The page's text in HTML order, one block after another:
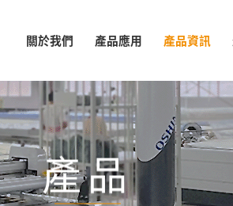
關於我們 產品應用 產品資訊
產品